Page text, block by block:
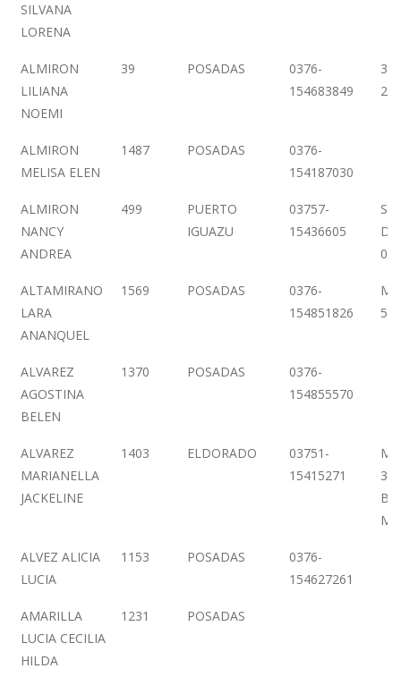
SILVANA
LORENA
ALMIRON
LILIANA
NOEMI
39 POSADAS
0376-
154683849
3
ALMIRON
MELISA ELEN
1487 POSADAS
0376-
154187030
ALMIRON
NANCY
ANDREA
499
PUERTO
IGUAZU
03757-
15436605
DE
08
ALTAMIRANO
LARA
ANANQUEL
1569 POSADAS
0376-
154851826
ALVAREZ
AGOSTINA
BELEN
1370 POSADAS
0376-
154855570
ALVAREZ
MARIANELLA
JACKELINE
1403 ELDORADO
03751-
15415271
Bº
ALVEZ ALICIA
LUCIA
1153 POSADAS
0376-
154627261
AMARILLA
LUCIA CECILIA
HILDA
1231 POSADAS